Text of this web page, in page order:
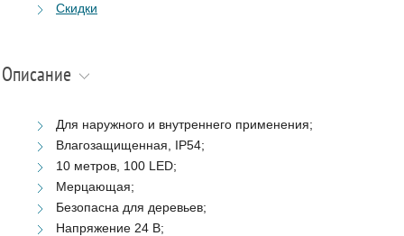
Скидки
Описание
Для наружного и внутреннего применения;
Влагозащищенная, IP54;
10 метров, 100 LED;
Мерцающая;
Безопасна для деревьев;
Напряжение 24 В;